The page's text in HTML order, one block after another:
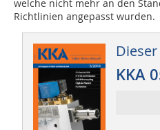
welche nicht mehr an den
Richtlinien angepasst wurden.
KKA